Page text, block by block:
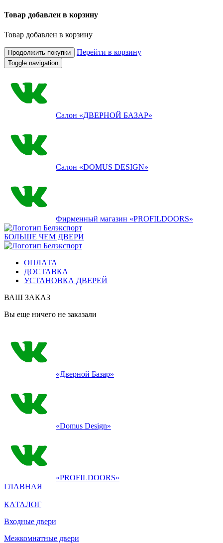
Товар добавлен в корзину
Товар добавлен в корзину
Продолжить покупки Перейти в корзину
Toggle navigation
Салон «ДВЕРНОЙ БАЗАР»
Салон «DOMUS DESIGN»
Фирменный магазин «PROFILDOORS»
БОЛЬШЕ ЧЕМ ДВЕРИ
ОПЛАТА
ДОСТАВКА
УСТАНОВКА ДВЕРЕЙ
ВАШ ЗАКАЗ
Вы еще ничего не заказали
«Дверной Базар»
«Domus Design»
«PROFILDOORS»
ГЛАВНАЯ
КАТАЛОГ
Входные двери
Межкомнатные двери